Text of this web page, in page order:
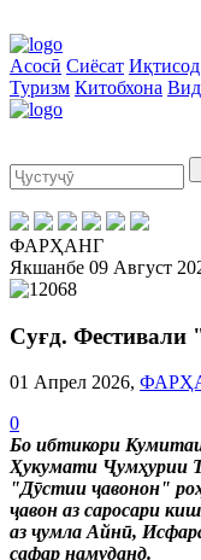
Асосӣ Сиёсат Иқтисод
Туризм Китобхона
ФАРҲАНГ
Якшанбе 09 Август
Суғд. Фестивали
01 Апрел 2026,
0
Бо ибтикори Кумитаи
Ҳукумати Ҷумҳурии
"Дӯстии ҷавонон"
ҷавон аз саросари
аз ҷумла Айнӣ,
сафар намуданд.